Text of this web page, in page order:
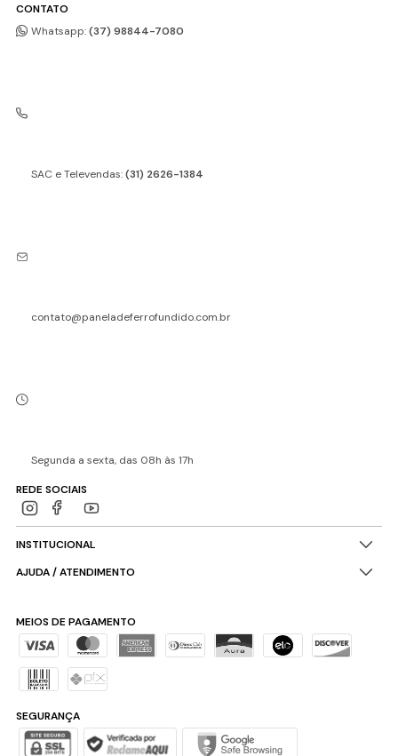
CONTATO
Whatsapp:(37) 98844-7080
SAC e Televendas:(31) 2626-1384
contato@paneladeferrofundido.com.br
Segunda a sexta, das 08h às 17h
REDE SOCIAIS
INSTITUCIONAL
AJUDA / ATENDIMENTO
MEIOS DE PAGAMENTO
SEGURANÇA